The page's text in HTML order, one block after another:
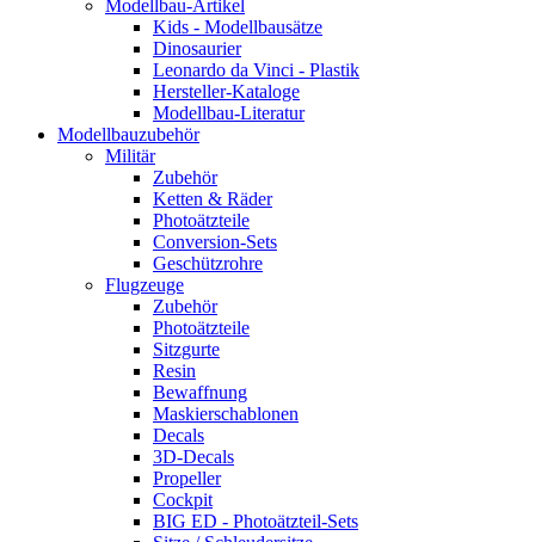
Modellbau-Artikel
Kids - Modellbausätze
Dinosaurier
Leonardo da Vinci - Plastik
Hersteller-Kataloge
Modellbau-Literatur
Modellbauzubehör
Militär
Zubehör
Ketten & Räder
Photoätzteile
Conversion-Sets
Geschützrohre
Flugzeuge
Zubehör
Photoätzteile
Sitzgurte
Resin
Bewaffnung
Maskierschablonen
Decals
3D-Decals
Propeller
Cockpit
BIG ED - Photoätzteil-Sets